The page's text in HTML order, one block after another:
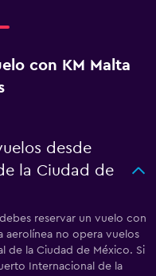
con KM Malta
desde
la Ciudad de
reservar un vuelo con
aerolínea no opera vuelos
de la Ciudad de México. Si
Internacional de la